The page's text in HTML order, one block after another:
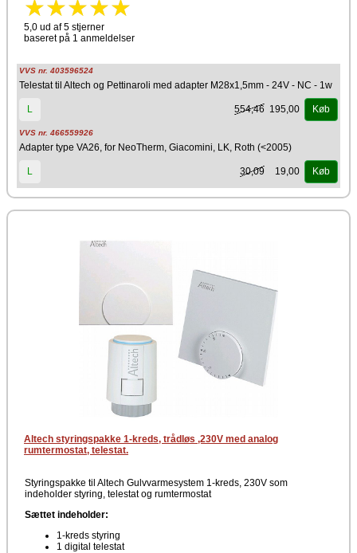
5,0 ud af 5 stjerner
baseret på 1 anmeldelser
VVS nr. 403596524
Telestat til Altech og Pettinaroli med adapter M28x1,5mm - 24V - NC - 1w
L 554,46 195,00 Køb
VVS nr. 466559926
Adapter type VA26, for NeoTherm, Giacomini, LK, Roth (<2005)
L 30,09 19,00 Køb
Altech styringspakke 1-kreds, trådløs ,230V med analog
rumtermostat, telestat.
Styringspakke til Altech Gulvvarmesystem 1-kreds, 230V som
indeholder styring, telestat og rumtermostat
Sættet indeholder:
1-kreds styring
1 digital telestat